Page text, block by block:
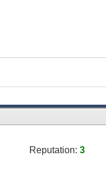
Reputation: 3